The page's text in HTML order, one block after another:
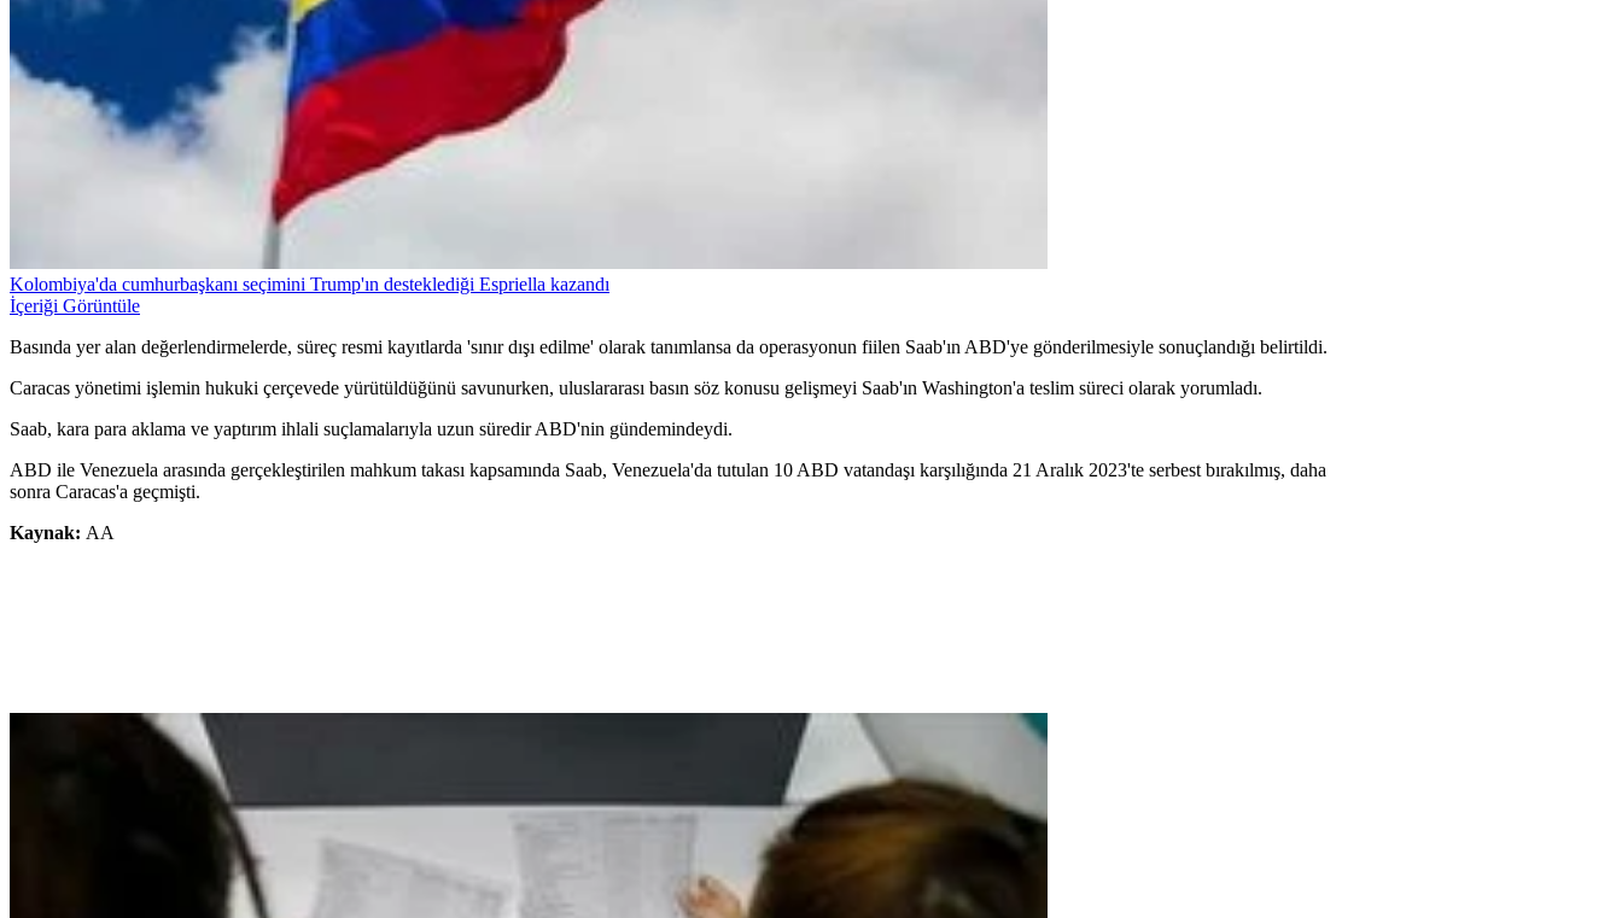
Kolombiya'da cumhurbaşkanı seçimini Trump'ın desteklediği Espriella kazandı
İçeriği Görüntüle
Basında yer alan değerlendirmelerde, süreç resmi kayıtlarda 'sınır dışı edilme' olarak tanımlansa da operasyonun fiilen Saab'ın ABD'ye gönderilmesiyle sonuçlandığı belirtildi.
Caracas yönetimi işlemin hukuki çerçevede yürütüldüğünü savunurken, uluslararası basın söz konusu gelişmeyi Saab'ın Washington'a teslim süreci olarak yorumladı.
Saab, kara para aklama ve yaptırım ihlali suçlamalarıyla uzun süredir ABD'nin gündemindeydi.
ABD ile Venezuela arasında gerçekleştirilen mahkum takası kapsamında Saab, Venezuela'da tutulan 10 ABD vatandaşı karşılığında 21 Aralık 2023'te serbest bırakılmış, daha
sonra Caracas'a geçmişti.
Kaynak: AA